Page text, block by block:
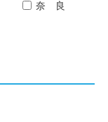
奈 良